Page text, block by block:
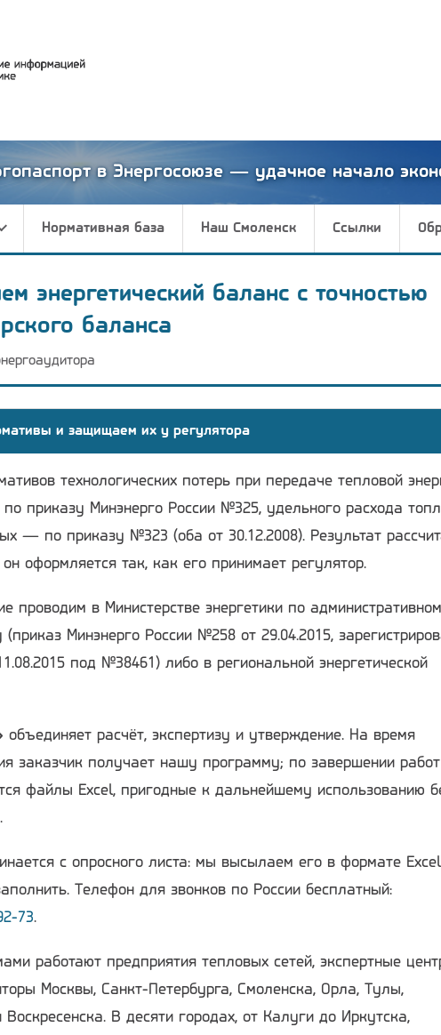
в Энергосоюзе — удачное начало
Нормативная база Наш Смоленск Ссылки
энергетический баланс с точностью
баланса
и защищаем их у регулятора
технологических потерь при передаче тепловой
приказу Минэнерго России №325, удельного расхода
— по приказу №323 (оба от 30.12.2008). Результат
оформляется так, как его принимает регулятор.
проводим в Министерстве энергетики по
(приказ Минэнерго России №258 от 29.04.2015,
под №38461) либо в региональной энергетической
объединяет расчёт, экспертизу и утверждение. На время
заказчик получает нашу программу; по завершении
файлы Excel, пригодные к дальнейшему использованию
с опросного листа: мы высылаем его в формате
Телефон для звонков по России бесплатный:
73.
работают предприятия тепловых сетей, экспертные
Москвы, Санкт-Петербурга, Смоленска, Орла, Тулы,
В десяти городах, от Калуги до Иркутска,